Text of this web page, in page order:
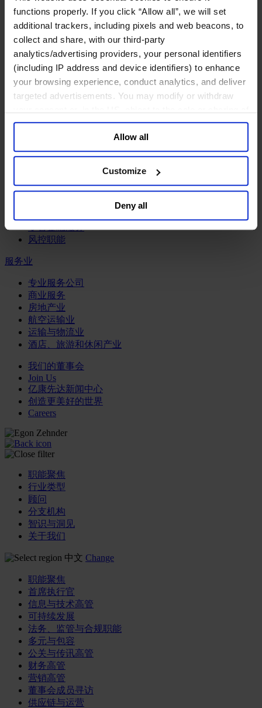
functions properly. If you click “Allow all”, we will set
additional trackers, including pixels and web beacons, to
collect and share, with our third-party
analytics/advertising providers, your personal identifiers
(including IP address and device identifiers) to enhance
your browsing experience, conduct analytics, and deliver
targeted advertisements. You may modify or withdraw
your data for targeted advertising, by clicking “Do Not
Sell or Share My Personal Information” in the footer of
the website. You must opt-out of each device and each
browser. For additional information and retention terms
general collection and use of personal information see
Allow all
Customize
Deny all
工业
化工与过程工业咨询团队
机械与工业技术
汽车与交通设备
能源业
金属与矿业
金融服务业
主权财富基金
投资银行、企业银行与金融市场
数字化资产、加密货币与Web 3行业
财富管理
零售金融服务
风控职能
服务业
专业服务公司
商业服务
房地产业
航空运输业
运输与物流业
酒店、旅游和休闲产业
我们的董事会
Join Us
亿康先达新闻中心
创造更美好的世界
Careers
职能聚焦
行业类型
顾问
分支机构
智识与洞见
关于我们
中文 Change
职能聚焦
首席执行官
信息与技术高管
可持续发展
法务、监管与合规职能
多元与包容
公关与传讯高管
财务高管
营销高管
董事会成员寻访
供应链与运营